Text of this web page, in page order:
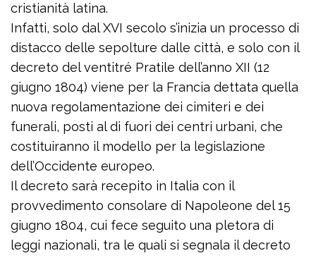
cristianità latina.
Infatti, solo dal XVI secolo s’inizia un processo di
distacco delle sepolture dalle città, e solo con il
decreto del ventitré Pratile dell’anno XII (12
giugno 1804) viene per la Francia dettata quella
nuova regolamentazione dei cimiteri e dei
funerali, posti al di fuori dei centri urbani, che
costituiranno il modello per la legislazione
dell’Occidente europeo.
Il decreto sarà recepito in Italia con il
provvedimento consolare di Napoleone del 15
giugno 1804, cui fece seguito una pletora di
leggi nazionali, tra le quali si segnala il decreto